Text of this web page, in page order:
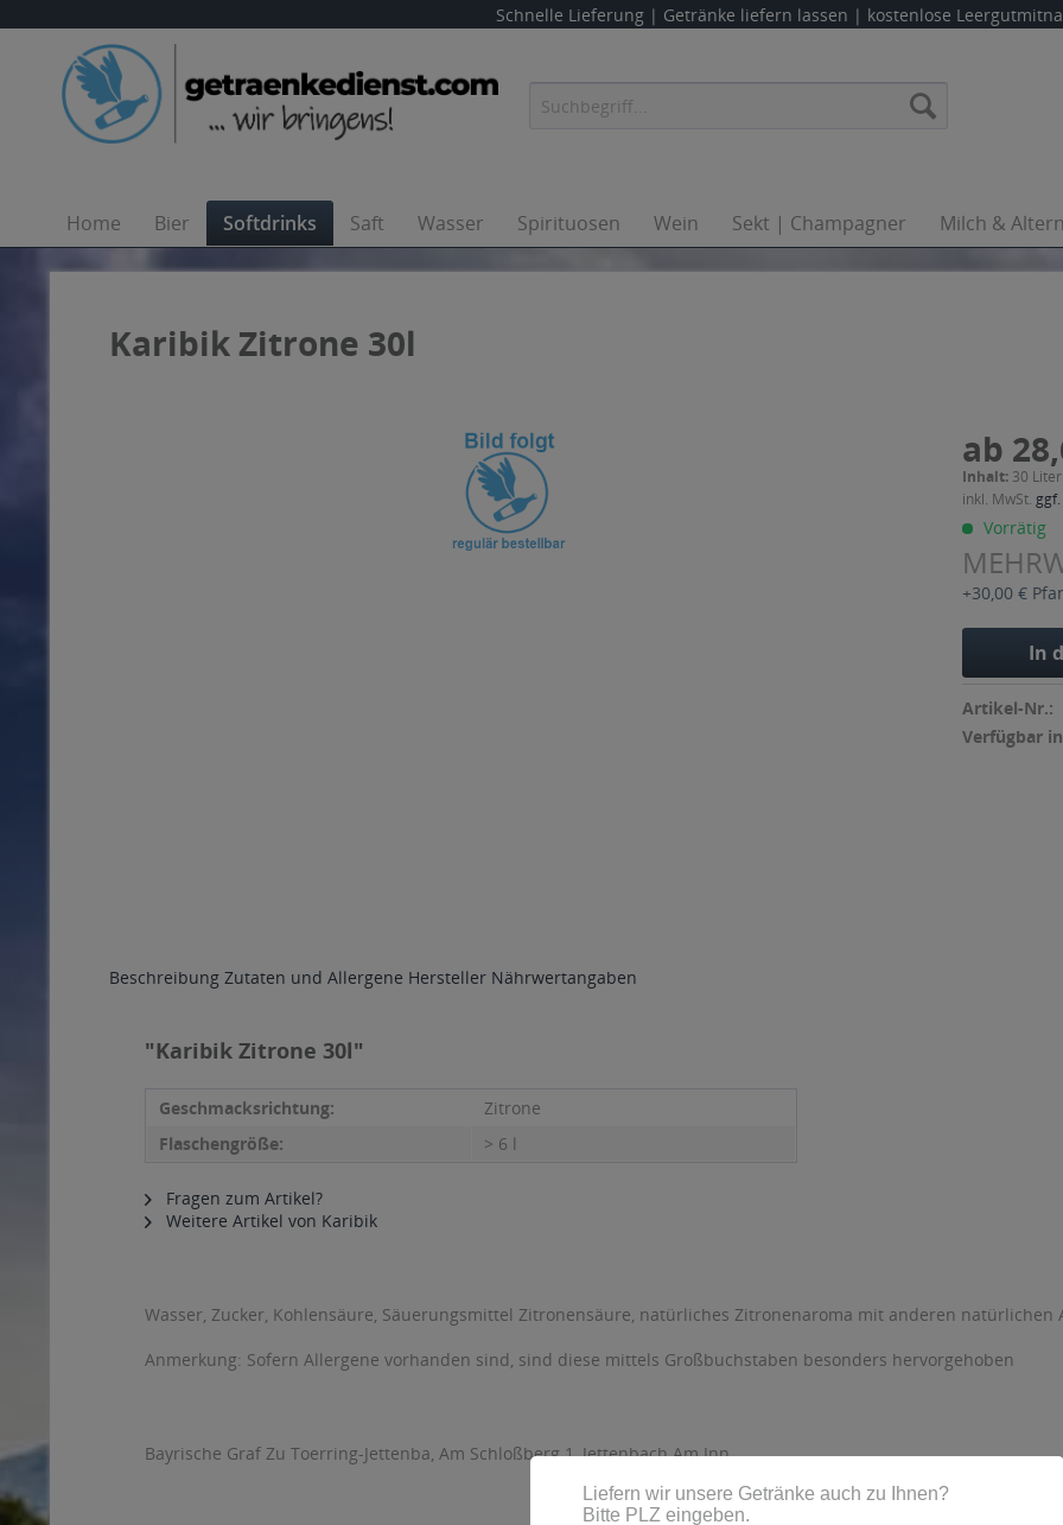
Schnelle Lieferung | Getränke liefern lassen | kostenlose
Home Bier Softdrinks Saft Wasser Spirituosen Wein Sekt | Champagner Milch &
Karibik Zitrone 30l
ab
Inhalt: 30
inkl. MwSt.
Vorrätig
+30,00 €
In
Artikel-Nr.:
Verfügbar
Beschreibung Zutaten und Allergene Hersteller Nährwertangaben
"Karibik Zitrone 30l"
Geschmacksrichtung:
Zitrone
Flaschengröße:
> 6 l
Fragen zum Artikel?
Weitere Artikel von Karibik
Wasser, Zucker, Kohlensäure, Säuerungsmittel Zitronensäure, natürliches Zitronenaroma mit anderen
Anmerkung: Sofern Allergene vorhanden sind, sind diese mittels Großbuchstaben besonders hervorgehoben
Bayrische Graf Zu Toerring-Jettenba, Am Schloßberg 1, Jettenbach Am Inn